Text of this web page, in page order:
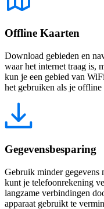
Offline Kaarten
Download gebieden en
waar het internet traag is,
kun je een gebied van
het gebruiken als je offline
Gegevensbesparing
Gebruik minder gegevens
kunt je telefoonrekening
langzame verbindingen
apparaat gebruikt te